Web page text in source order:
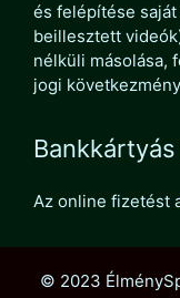
és felépítése
beillesztett
nélküli másolása,
jogi
Az online fizetést
© 2023